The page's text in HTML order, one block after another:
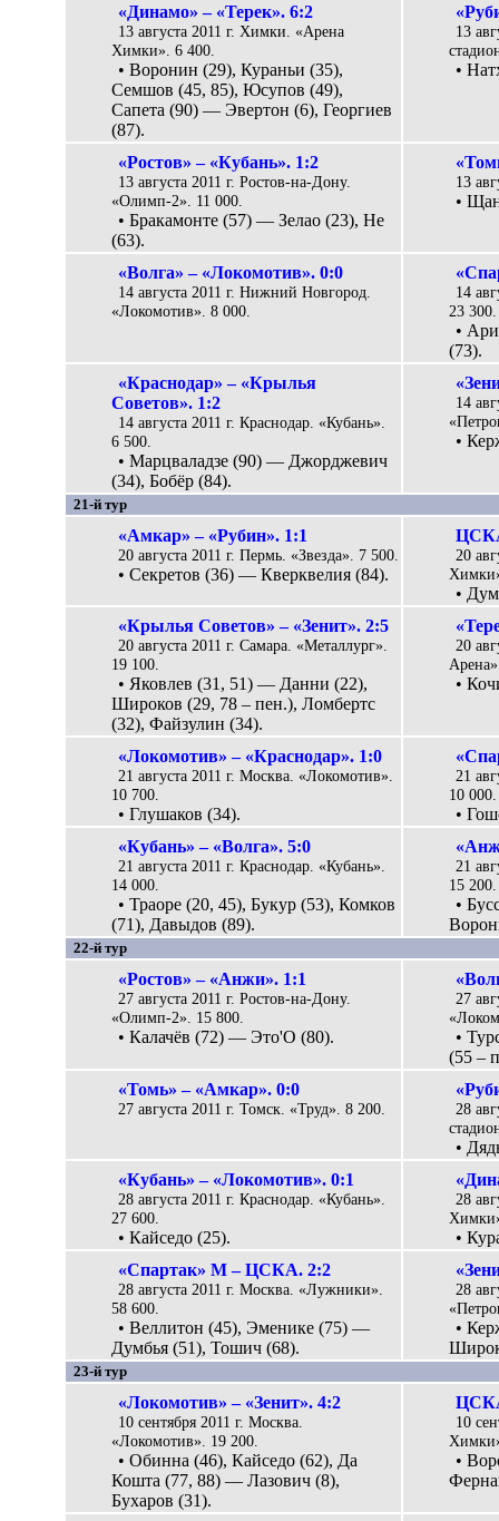
«Динамо» – «Терек». 6:2
13 августа 2011 г. Химки. «Арена
Химки». 6 400.
• Воронин (29), Кураньи (35),
Семшов (45, 85), Юсупов (49),
Сапета (90) — Эвертон (6), Георгиев
(87).
13
•
«Ростов» – «Кубань». 1:2
13 августа 2011 г. Ростов-на-Дону.
«Олимп-2». 11 000.
• Бракамонте (57) — Зелао (23), Не
(63).
13
•
«Волга» – «Локомотив». 0:0
14 августа 2011 г. Нижний Новгород.
«Локомотив». 8 000.
14
23 300.
•
(73).
«Краснодар» – «Крылья
Советов». 1:2
14 августа 2011 г. Краснодар. «Кубань».
6 500.
• Марцваладзе (90) — Джорджевич
(34), Бобёр (84).
14
•
21-й тур
«Амкар» – «Рубин». 1:1
20 августа 2011 г. Пермь. «Звезда». 7 500.
• Секретов (36) — Кверквелия (84).
20
•
«Крылья Советов» – «Зенит». 2:5
20 августа 2011 г. Самара. «Металлург».
19 100.
• Яковлев (31, 51) — Данни (22),
Широков (29, 78 – пен.), Ломбертс
(32), Файзулин (34).
20
•
«Локомотив» – «Краснодар». 1:0
21 августа 2011 г. Москва. «Локомотив».
10 700.
• Глушаков (34).
21
10 000.
•
«Кубань» – «Волга». 5:0
21 августа 2011 г. Краснодар. «Кубань».
14 000.
• Траоре (20, 45), Букур (53), Комков
(71), Давыдов (89).
21
15 200.
•
22-й тур
«Ростов» – «Анжи». 1:1
27 августа 2011 г. Ростов-на-Дону.
«Олимп-2». 15 800.
• Калачёв (72) — Это'O (80).
27
•
(55 –
«Томь» – «Амкар». 0:0
27 августа 2011 г. Томск. «Труд». 8 200.
28
•
«Кубань» – «Локомотив». 0:1
28 августа 2011 г. Краснодар. «Кубань».
27 600.
• Кайседо (25).
28
•
«Спартак» М – ЦСКА. 2:2
28 августа 2011 г. Москва. «Лужники».
58 600.
• Веллитон (45), Эменике (75) —
Думбья (51), Тошич (68).
28
•
23-й тур
«Локомотив» – «Зенит». 4:2
10 сентября 2011 г. Москва.
«Локомотив». 19 200.
• Обинна (46), Кайседо (62), Да
Кошта (77, 88) — Лазович (8),
Бухаров (31).
10
•